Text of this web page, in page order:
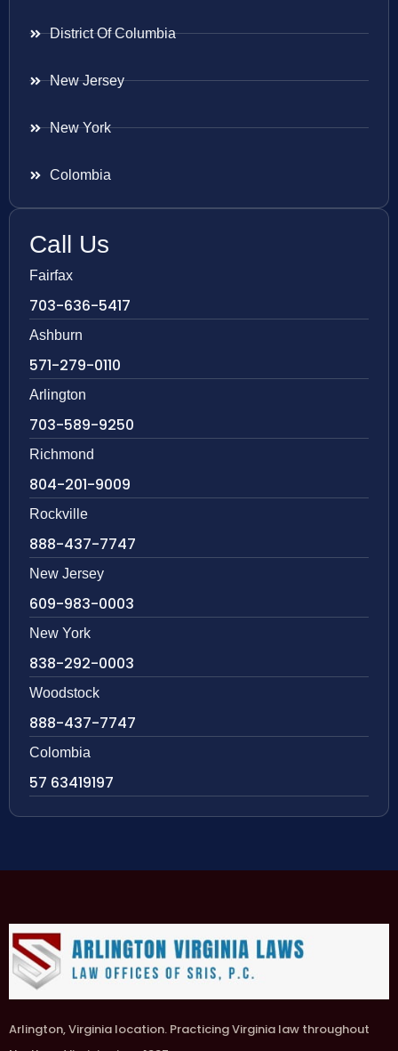
District Of Columbia
New Jersey
New York
Colombia
Call Us
Fairfax
703-636-5417
Ashburn
571-279-0110
Arlington
703-589-9250
Richmond
804-201-9009
Rockville
888-437-7747
New Jersey
609-983-0003
New York
838-292-0003
Woodstock
888-437-7747
Colombia
57 63419197
Arlington, Virginia location. Practicing Virginia law throughout